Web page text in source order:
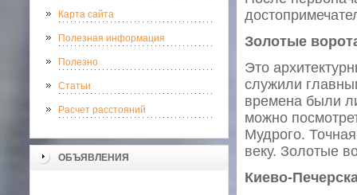
Карта сайта
Полезная информация
Полезно
Статьи
Расчет расстояний
ОБЪЯВЛЕНИЯ
Золотые
Это
служили
времена были
можно
Мудрого.
веку. Золотые
Киево-